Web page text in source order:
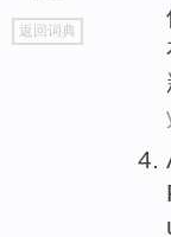
go
top
返回词典